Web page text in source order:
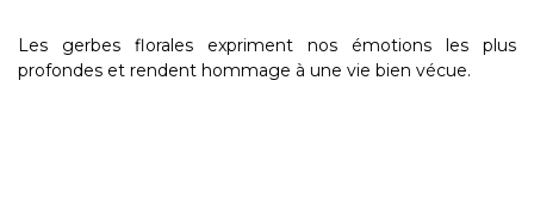
Les gerbes florales expriment nos émotions les plus
profondes et rendent hommage à une vie bien vécue.